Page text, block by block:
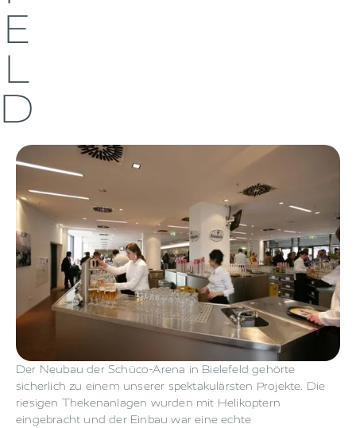
E
L
D
Der Neubau der Schüco-Arena in Bielefeld gehörte
sicherlich zu einem unserer spektakulärsten Projekte. Die
riesigen Thekenanlagen wurden mit Helikoptern
eingebracht und der Einbau war eine echte